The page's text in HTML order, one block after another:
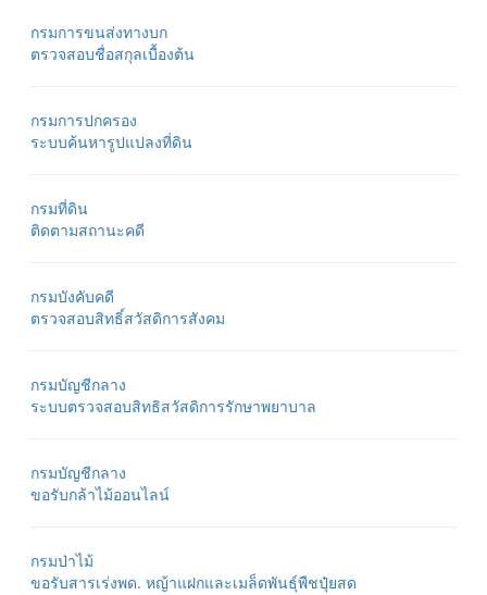
กรมการขนส่งทางบก
ตรวจสอบชื่อสกุลเบื้องต้น
กรมการปกครอง
ระบบค้นหารูปแปลงที่ดิน
กรมที่ดิน
ติดตามสถานะคดี
กรมบังคับคดี
ตรวจสอบสิทธิ์สวัสดิการสังคม
กรมบัญชีกลาง
ระบบตรวจสอบสิทธิสวัสดิการรักษาพยาบาล
กรมบัญชีกลาง
ขอรับกล้าไม้ออนไลน์
กรมป่าไม้
ขอรับสารเร่งพด. หญ้าแฝกและเมล็ดพันธุ์พืชปุ๋ยสด